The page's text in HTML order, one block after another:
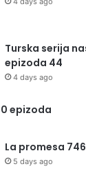
Turska serija
epizoda 44
4 days ago
epizoda
La promesa
5 days ago